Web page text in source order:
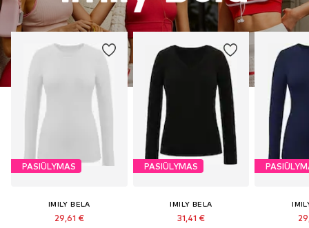
PASIŪLYMAS
IMILY BELA
29,61 €
PASIŪLYMAS
IMILY BELA
31,41 €